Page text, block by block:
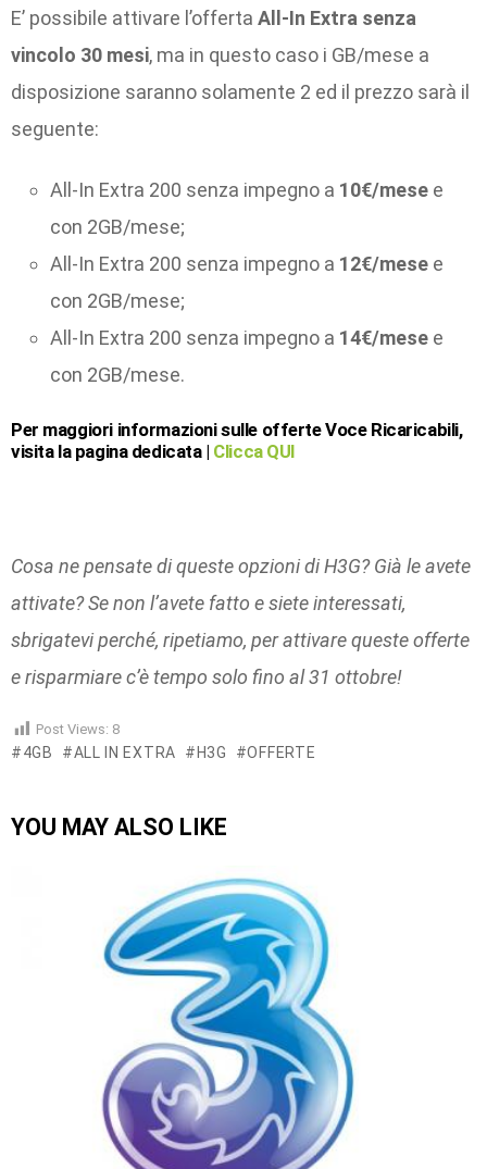
E’ possibile attivare l’offerta All-In Extra senza
vincolo 30 mesi, ma in questo caso i GB/mese a
disposizione saranno solamente 2 ed il prezzo sarà il
seguente:
All-In Extra 200 senza impegno a 10€/mese e
con 2GB/mese;
All-In Extra 200 senza impegno a 12€/mese e
con 2GB/mese;
All-In Extra 200 senza impegno a 14€/mese e
con 2GB/mese.
Per maggiori informazioni sulle offerte Voce Ricaricabili,
visita la pagina dedicata | Clicca QUI
Cosa ne pensate di queste opzioni di H3G? Già le avete
attivate? Se non l’avete fatto e siete interessati,
sbrigatevi perché, ripetiamo, per attivare queste offerte
e risparmiare c’è tempo solo fino al 31 ottobre!
Post Views: 8
4GB ALL IN EXTRA H3G OFFERTE
YOU MAY ALSO LIKE